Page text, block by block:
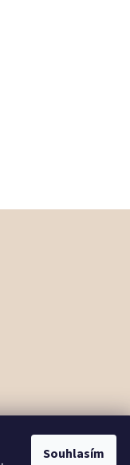
. Souhlasím